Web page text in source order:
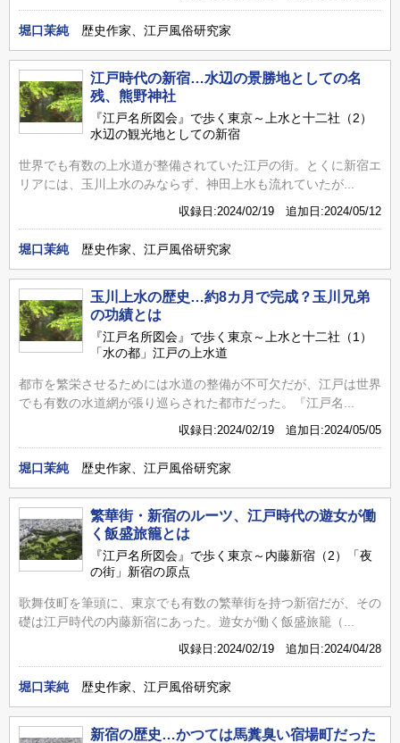
堀口茉純 歴史作家、江戸風俗研究家
江戸時代の新宿…水辺の景勝地としての名
残、熊野神社
『江戸名所図会』で歩く東京～上水と十二社（2）
水辺の観光地としての新宿
世界でも有数の上水道が整備されていた江戸の街。とくに新宿エ
リアには、玉川上水のみならず、神田上水も流れていたが...
収録日:2024/02/19 追加日:2024/05/12
堀口茉純 歴史作家、江戸風俗研究家
玉川上水の歴史…約8カ月で完成？玉川兄弟
の功績とは
『江戸名所図会』で歩く東京～上水と十二社（1）
「水の都」江戸の上水道
都市を繁栄させるためには水道の整備が不可欠だが、江戸は世界
でも有数の水道網が張り巡らされた都市だった。『江戸名...
収録日:2024/02/19 追加日:2024/05/05
堀口茉純 歴史作家、江戸風俗研究家
繁華街・新宿のルーツ、江戸時代の遊女が働
く飯盛旅籠とは
『江戸名所図会』で歩く東京～内藤新宿（2）「夜
の街」新宿の原点
歌舞伎町を筆頭に、東京でも有数の繁華街を持つ新宿だが、その
礎は江戸時代の内藤新宿にあった。遊女が働く飯盛旅籠（...
収録日:2024/02/19 追加日:2024/04/28
堀口茉純 歴史作家、江戸風俗研究家
新宿の歴史…かつては馬糞臭い宿場町だった